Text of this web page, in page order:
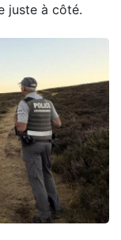
juste à côté.